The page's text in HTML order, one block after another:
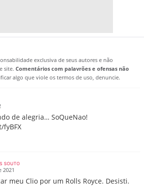
exclusiva de seus autores e não
site. Comentários com palavrões e ofensas não
algo que viole os termos de uso, denuncie.
de alegria… SoQueNao!
SOUTO
2021
meu Clio por um Rolls Royce. Desisti.